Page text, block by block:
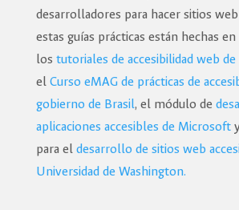
desarrolladores para hacer sitios web
estas guías prácticas están hechas en
los tutoriales de accesibilidad web de
el Curso eMAG de prácticas de
gobierno de Brasil, el módulo de
aplicaciones accesibles de Microsoft
para el desarrollo de sitios web
Universidad de Washington.